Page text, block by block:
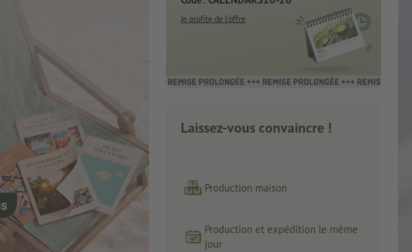
Des matériaux innovants à base de résidus de
pommes et de déchets plastiques recyclés.
Je profite de l’offre
Laissez-vous convaincre !
Production maison
Production et expédition le même
jour